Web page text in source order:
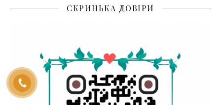
СКРИНЬКА ДОВІРИ